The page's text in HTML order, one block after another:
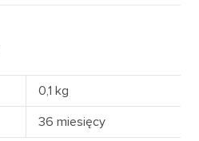
0,1 kg
36 miesięcy